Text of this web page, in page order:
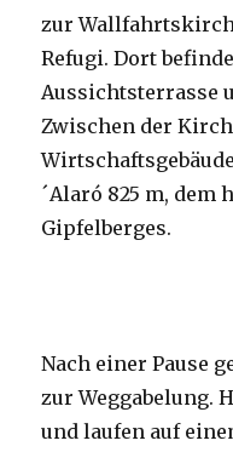
zur
Refugi. Dort
Aussichtsterrasse
Zwischen der
´Alaró 825 m, dem
Gipfelberges.
Nach einer Pause
zur Weggabelung.
und laufen auf